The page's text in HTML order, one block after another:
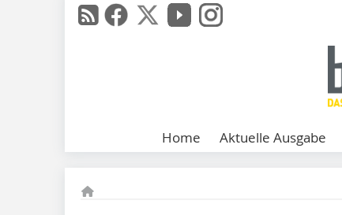
Home Aktuelle Ausgabe